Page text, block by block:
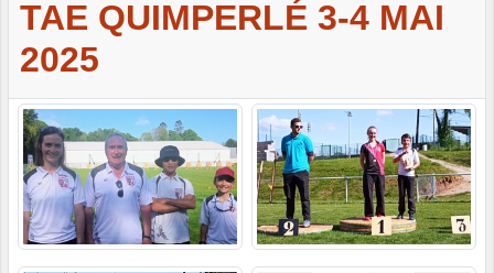
TAE QUIMPERLÉ 3-4 MAI
2025